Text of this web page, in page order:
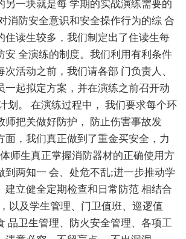
另一块就是每 学期的实战演练需要的
消防安全意识和安全操作行为的综 合
住读生较多，我们制定出了住读生每
安 全演练的制度。我们利用有利条件
活动之前，我们请各部 门负责人、
一起拟定方案，并在演练之前召开动
划。 在演练过程中， 我们要求每个环
师把关做好防护， 防止伤害事故发
面，我们真正做到了重金买安全，力
师生真正掌握消防器材的正确使用方
到两知一 会、处危不乱;进一步推动学
建立健全定期检查和日常防范 相结合
以及学生管理、门卫值班、巡逻值
品卫生管理、防火安全管理、各项工